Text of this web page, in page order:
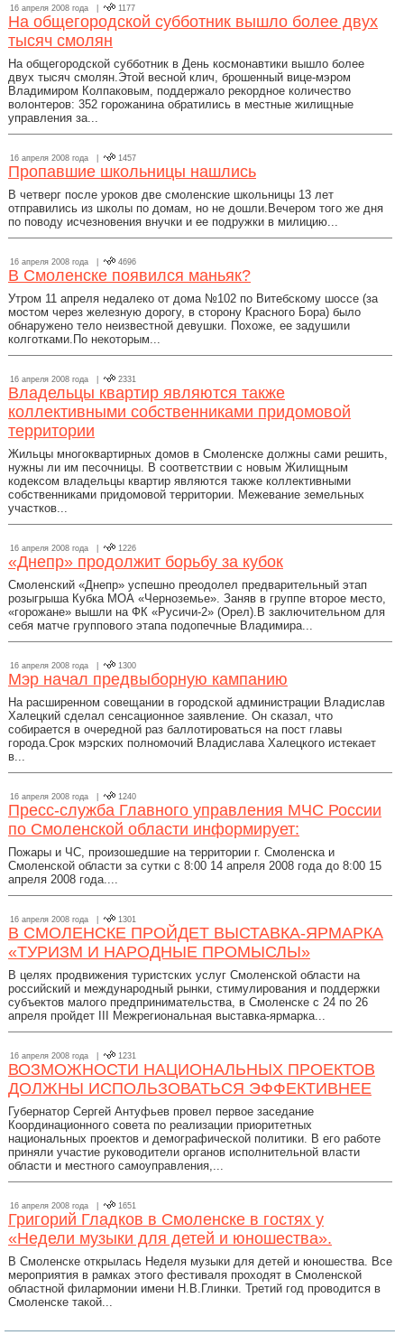
16 апреля 2008 года | 1177
На общегородской субботник вышло более двух
тысяч смолян
На общегородской субботник в День космонавтики вышло более
двух тысяч смолян.Этой весной клич, брошенный вице-мэром
Владимиром Колпаковым, поддержало рекордное количество
волонтеров: 352 горожанина обратились в местные жилищные
управления за...
16 апреля 2008 года | 1457
Пропавшие школьницы нашлись
В четверг после уроков две смоленские школьницы 13 лет
отправились из школы по домам, но не дошли.Вечером того же дня
по поводу исчезновения внучки и ее подружки в милицию...
16 апреля 2008 года | 4696
В Смоленске появился маньяк?
Утром 11 апреля недалеко от дома №102 по Витебскому шоссе (за
мостом через железную дорогу, в сторону Красного Бора) было
обнаружено тело неизвестной девушки. Похоже, ее задушили
колготками.По некоторым...
16 апреля 2008 года | 2331
Владельцы квартир являются также
коллективными собственниками придомовой
территории
Жильцы многоквартирных домов в Смоленске должны сами решить,
нужны ли им песочницы. В соответствии с новым Жилищным
кодексом владельцы квартир являются также коллективными
собственниками придомовой территории. Межевание земельных
участков...
16 апреля 2008 года | 1226
«Днепр» продолжит борьбу за кубок
Смоленский «Днепр» успешно преодолел предварительный этап
розыгрыша Кубка МОА «Черноземье». Заняв в группе второе место,
«горожане» вышли на ФК «Русичи-2» (Орел).В заключительном для
себя матче группового этапа подопечные Владимира...
16 апреля 2008 года | 1300
Мэр начал предвыборную кампанию
На расширенном совещании в городской администрации Владислав
Халецкий сделал сенсационное заявление. Он сказал, что
собирается в очередной раз баллотироваться на пост главы
города.Срок мэрских полномочий Владислава Халецкого истекает
в...
16 апреля 2008 года | 1240
Пресс-служба Главного управления МЧС России
по Смоленской области информирует:
Пожары и ЧС, произошедшие на территории г. Смоленска и
Смоленской области за сутки с 8:00 14 апреля 2008 года до 8:00 15
апреля 2008 года....
16 апреля 2008 года | 1301
В СМОЛЕНСКЕ ПРОЙДЕТ ВЫСТАВКА-ЯРМАРКА
«ТУРИЗМ И НАРОДНЫЕ ПРОМЫСЛЫ»
В целях продвижения туристских услуг Смоленской области на
российский и международный рынки, стимулирования и поддержки
субъектов малого предпринимательства, в Смоленске с 24 по 26
апреля пройдет III Межрегиональная выставка-ярмарка...
16 апреля 2008 года | 1231
ВОЗМОЖНОСТИ НАЦИОНАЛЬНЫХ ПРОЕКТОВ
ДОЛЖНЫ ИСПОЛЬЗОВАТЬСЯ ЭФФЕКТИВНЕЕ
Губернатор Сергей Антуфьев провел первое заседание
Координационного совета по реализации приоритетных
национальных проектов и демографической политики. В его работе
приняли участие руководители органов исполнительной власти
области и местного самоуправления,...
16 апреля 2008 года | 1651
Григорий Гладков в Смоленске в гостях у
«Недели музыки для детей и юношества».
В Смоленске открылась Неделя музыки для детей и юношества. Все
мероприятия в рамках этого фестиваля проходят в Смоленской
областной филармонии имени Н.В.Глинки. Третий год проводится в
Смоленске такой...